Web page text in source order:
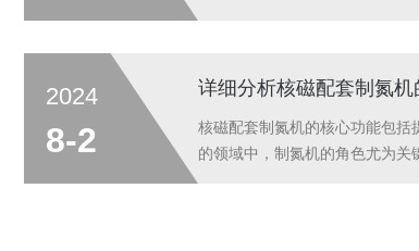
2024
8-2
详细分析核磁配套制氮
核磁配套制氮机的核心功能包
的领域中，制氮机的角色尤为